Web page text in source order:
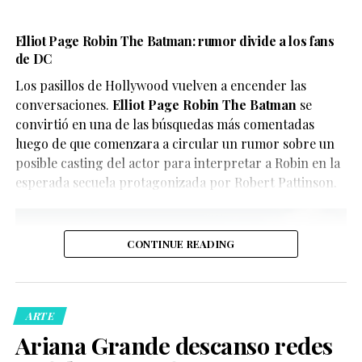
El reparto reúne a figuras como Penélope Cruz,
Glenn Close .
En este caso, el objetivo del video parece ser
únicamente divertir a los seguidores de X-Men, quienes
han convertido el clip en uno de los contenidos virales
del momento.
acudieron al domicilio tras recibir llamadas de personas
preocupadas por el bienestar del creador de contenido.
Posteriormente, las autoridades confirmaron que la
Elliot Page Robin The Batman: rumor divide a los fans
de DC
Los pasillos de Hollywood vuelven a encender las
conversaciones. Elliot Page Robin The Batman se
convirtió en una de las búsquedas más comentadas
luego de que comenzara a circular un rumor sobre un
posible casting del actor para interpretar a Robin en la
esperada secuela protagonizada por Robert Pattinson.
CONTINUE READING
ARTE
Ariana Grande descanso redes